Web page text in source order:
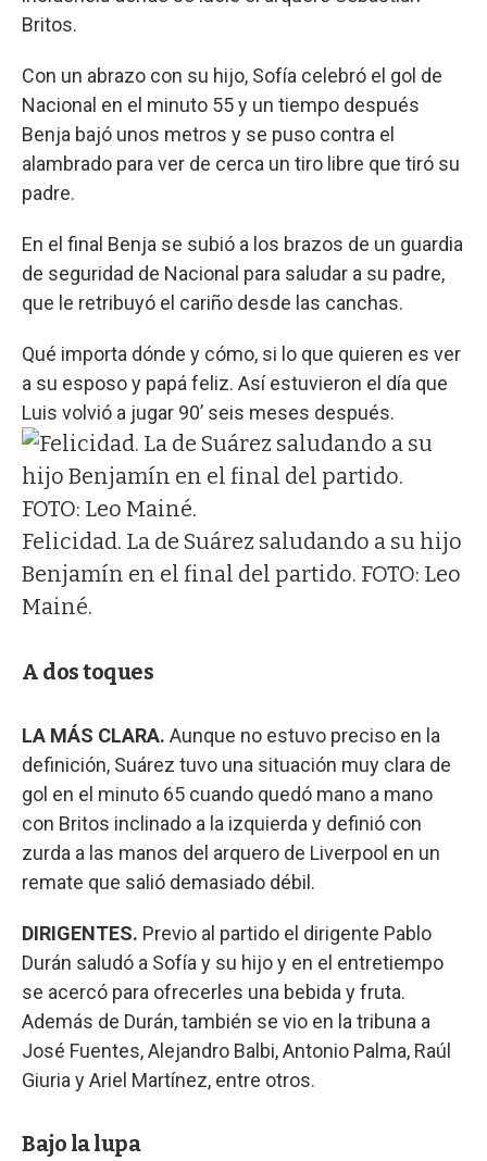
Britos.
Con un abrazo con su hijo, Sofía celebró el gol de
Nacional en el minuto 55 y un tiempo después
Benja bajó unos metros y se puso contra el
alambrado para ver de cerca un tiro libre que tiró su
padre.
En el final Benja se subió a los brazos de un guardia
de seguridad de Nacional para saludar a su padre,
que le retribuyó el cariño desde las canchas.
Qué importa dónde y cómo, si lo que quieren es ver
a su esposo y papá feliz. Así estuvieron el día que
Luis volvió a jugar 90’ seis meses después.
Felicidad. La de Suárez saludando a su hijo
Benjamín en el final del partido. FOTO: Leo
Mainé.
A dos toques
LA MÁS CLARA. Aunque no estuvo preciso en la
definición, Suárez tuvo una situación muy clara de
gol en el minuto 65 cuando quedó mano a mano
con Britos inclinado a la izquierda y definió con
zurda a las manos del arquero de Liverpool en un
remate que salió demasiado débil.
DIRIGENTES. Previo al partido el dirigente Pablo
Durán saludó a Sofía y su hijo y en el entretiempo
se acercó para ofrecerles una bebida y fruta.
Además de Durán, también se vio en la tribuna a
José Fuentes, Alejandro Balbi, Antonio Palma, Raúl
Giuria y Ariel Martínez, entre otros.
Bajo la lupa